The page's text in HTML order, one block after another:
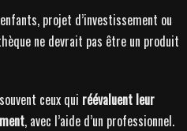
projet d’investissement ou
ne devrait pas être un produit
ceux qui réévaluent leur
, avec l’aide d’un professionnel.